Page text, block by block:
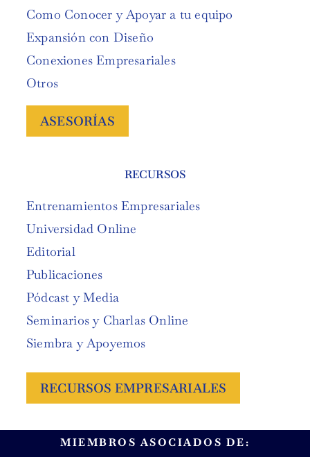
Como Conocer y Apoyar a tu equipo
Expansión con Diseño
Conexiones Empresariales
Otros
ASESORÍAS
RECURSOS
Entrenamientos Empresariales
Universidad Online
Editorial
Publicaciones
Pódcast y Media
Seminarios y Charlas Online
Siembra y Apoyemos
RECURSOS EMPRESARIALES
MIEMBROS ASOCIADOS DE: